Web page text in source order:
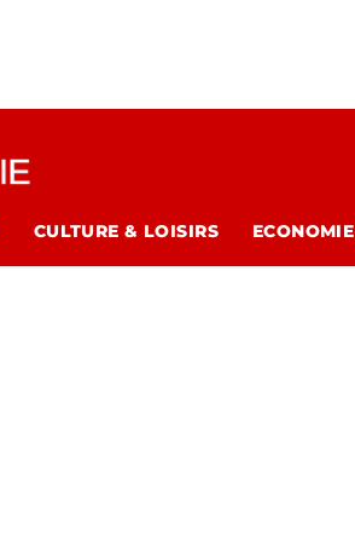
CULTURE & LOISIRS ECONOMIE